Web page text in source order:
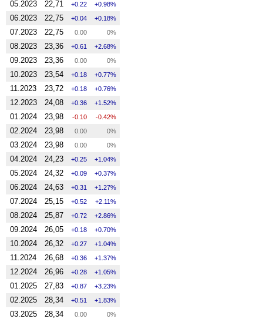
05.2023 22,71 0.22 0.98%
06.2023 22,75 0.04 0.18%
07.2023 22,75 0.00 0%
08.2023 23,36 0.61 2.68%
09.2023 23,36 0.00 0%
10.2023 23,54 0.18 0.77%
11.2023 23,72 0.18 0.76%
12.2023 24,08 0.36 1.52%
01.2024 23,98 -0.10 -0.42%
02.2024 23,98 0.00 0%
03.2024 23,98 0.00 0%
04.2024 24,23 0.25 1.04%
05.2024 24,32 0.09 0.37%
06.2024 24,63 0.31 1.27%
07.2024 25,15 0.52 2.11%
08.2024 25,87 0.72 2.86%
09.2024 26,05 0.18 0.70%
10.2024 26,32 0.27 1.04%
11.2024 26,68 0.36 1.37%
12.2024 26,96 0.28 1.05%
01.2025 27,83 0.87 3.23%
02.2025 28,34 0.51 1.83%
03.2025 28,34 0.00 0%